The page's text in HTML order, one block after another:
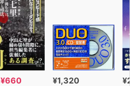
¥660 ¥1,320